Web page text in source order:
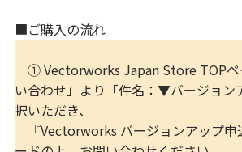
■ご購入の流れ
① Vectorworks Japan Store TOPペ
い合わせ」より「件名：▼バージョン
択いただき、
『Vectorworks バージョンアップ申